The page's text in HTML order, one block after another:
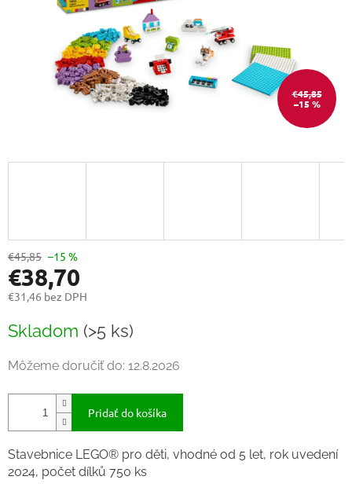
€45,85
–15 %
€45,85 –15 %
€38,70
€31,46 bez DPH
cena:
Skladom (>5 ks)
Môžeme doručiť do: 12.8.2026
Pridať do košíka
Stavebnice LEGO® pro děti, vhodné od 5 let, rok uvedení
2024, počet dílků 750 ks